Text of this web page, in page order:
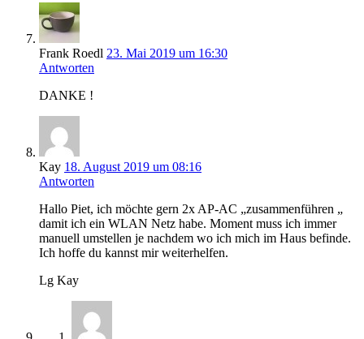
Frank Roedl 23. Mai 2019 um 16:30
Antworten
DANKE !
Kay 18. August 2019 um 08:16
Antworten
Hallo Piet, ich möchte gern 2x AP-AC „zusammenführen „
damit ich ein WLAN Netz habe. Moment muss ich immer
manuell umstellen je nachdem wo ich mich im Haus befinde.
Ich hoffe du kannst mir weiterhelfen.
Lg Kay